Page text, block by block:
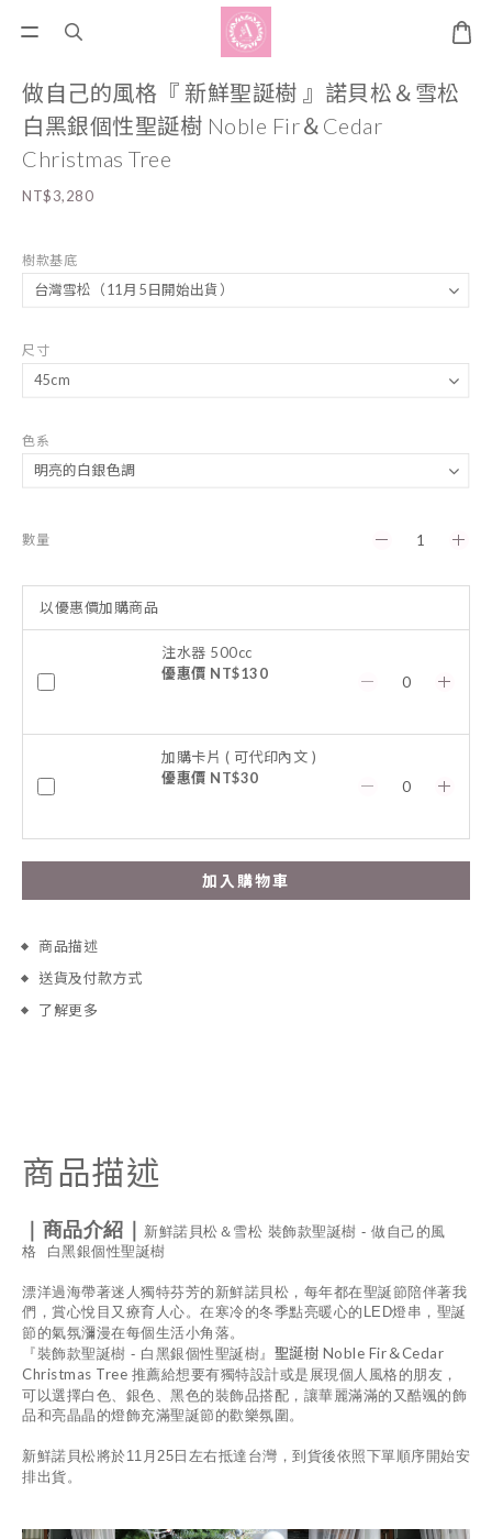
做自己的風格『 新鮮聖誕樹 』諾貝松＆雪松
白黑銀個性聖誕樹 Noble Fir＆Cedar
Christmas Tree
NT$3,280
樹款基底
尺寸
色系
數量
以優惠價加購商品
注水器 500cc
優惠價 NT$130
加購卡片 ( 可代印內文 )
優惠價 NT$30
加入購物車
商品描述
送貨及付款方式
了解更多
商品描述
｜商品介紹｜
新鮮諾貝松＆雪松 裝飾款聖誕樹 - 做自己的風
格 白黑銀個性聖誕樹
漂洋過海帶著迷人獨特芬芳的新鮮諾貝松，每年都在聖誕節陪伴著我
們，賞心悅目又療育人心。 在寒冷的冬季點亮暖心的 LED燈串，聖誕
節的氣氛瀰漫在每個生活小角落。
『裝飾款聖誕樹 - 白黑銀個性聖誕樹』 聖誕樹 Noble Fir＆Cedar
Christmas Tree 推薦給想要有獨特設計或是展現個人風格的朋友，
可以選擇白色、銀色、黑色的裝飾品搭配，讓華麗滿滿的又酷颯的飾
品和亮晶晶的燈飾充滿聖誕節的歡樂氛圍。
新鮮諾貝松將於11 月 25 日左右抵達台灣，到貨後依照下單順序開始安
排出貨。